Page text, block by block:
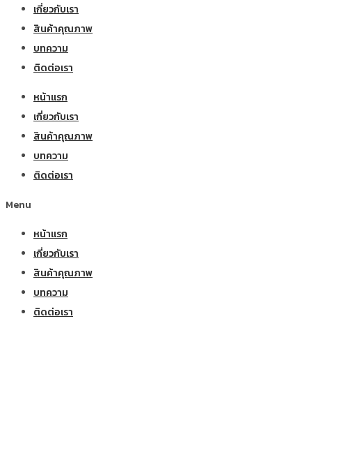
เกี่ยวกับเรา
สินค้าคุณภาพ
บทความ
ติดต่อเรา
หน้าแรก
เกี่ยวกับเรา
สินค้าคุณภาพ
บทความ
ติดต่อเรา
Menu
หน้าแรก
เกี่ยวกับเรา
สินค้าคุณภาพ
บทความ
ติดต่อเรา